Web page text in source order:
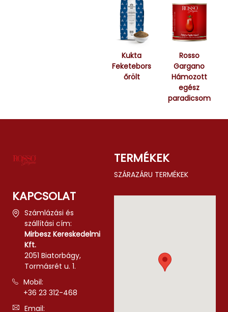
Kukta
Feketebors
őrölt
Rosso
Gargano
Hámozott
egész
paradicsom
TERMÉKEK
SZÁRAZÁRU TERMÉKEK
KAPCSOLAT
Számlázási és
szállítási cím:
Mirbesz Kereskedelmi
Kft.
2051 Biatorbágy,
Tormásrét u. 1.
Mobil:
+36 23 312-468
Email: